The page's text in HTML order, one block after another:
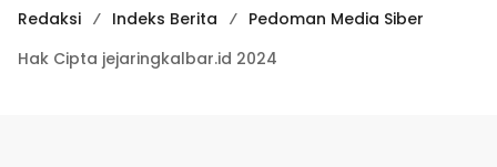
Redaksi Indeks Berita
Pedoman Media Siber
Hak Cipta jejaringkalbar.id 2024